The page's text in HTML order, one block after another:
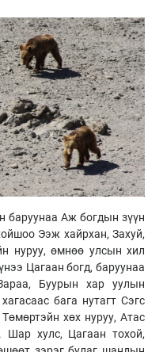
баруунаа Аж богдын зүүн
Ээж хайрхан, Захуй,
нуруу, өмнөө улсын хил
Цагаан богд, баруунаа
Буурын хар уулын
бага нутагт Сэгс
хөх нуруу, Атас
Шар хулс, Цагаан тохой,